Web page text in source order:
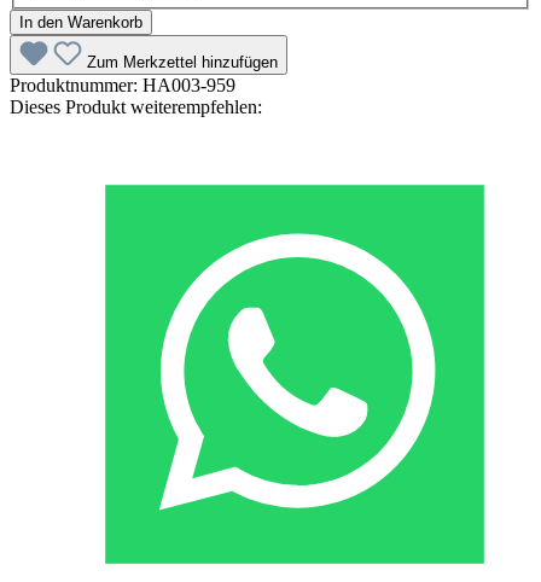
In den Warenkorb
Zum Merkzettel hinzufügen
Produktnummer: HA003-959
Dieses Produkt weiterempfehlen: